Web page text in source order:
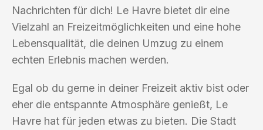
Nachrichten für dich! Le Havre bietet dir eine
Vielzahl an Freizeitmöglichkeiten und eine hohe
Lebensqualität, die deinen Umzug zu einem
echten Erlebnis machen werden.
Egal ob du gerne in deiner Freizeit aktiv bist oder
eher die entspannte Atmosphäre genießt, Le
Havre hat für jeden etwas zu bieten. Die Stadt